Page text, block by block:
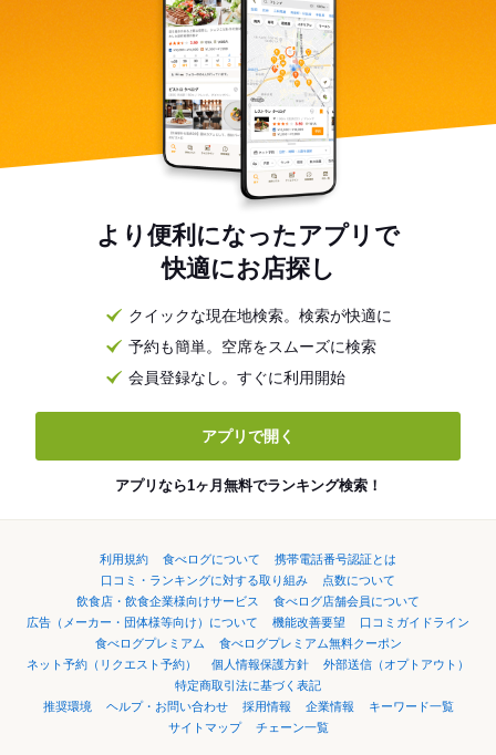
より便利になったアプリで
快適にお店探し
クイックな現在地検索。検索が快適に
予約も簡単。空席をスムーズに検索
会員登録なし。すぐに利用開始
アプリで開く
アプリなら1ヶ月無料でランキング検索！
利用規約 食べログについて
携帯電話番号認証とは
口コミ・ランキングに対する取り組み
点数について
飲食店・飲食企業様向けサービス
食べログ店舗会員について
広告（メーカー・団体様等向け）について
機能改善要望
口コミガイドライン
食べログプレミアム
食べログプレミアム無料クーポン
ネット予約（リクエスト予約）
個人情報保護方針
外部送信（オプトアウト）
特定商取引法に基づく表記
推奨環境
ヘルプ・お問い合わせ 採用情報 企業情報
キーワード一覧
サイトマップ
チェーン一覧